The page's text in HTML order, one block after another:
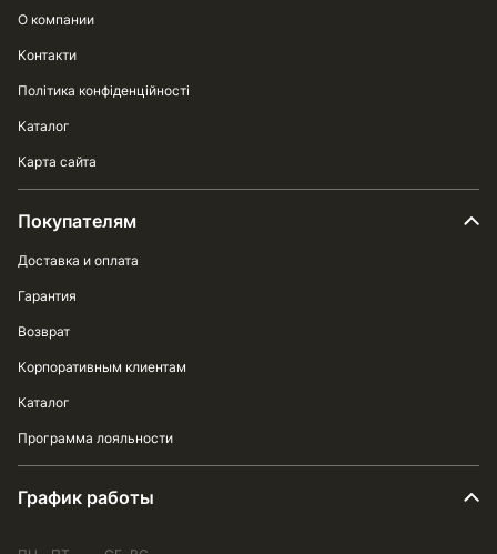
О компании
Контакти
Політика конфіденційності
Каталог
Карта сайта
Покупателям
Доставка и оплата
Гарантия
Возврат
Корпоративным клиентам
Каталог
Программа лояльности
График работы